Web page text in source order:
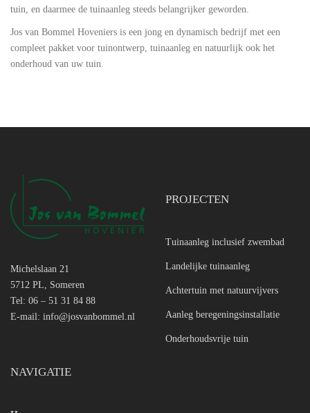
tuin, en daarmee de tuinaanleg steeds belangrijker geworden.
Jos van Bommel Hoveniers is een jong en dynamisch bedrijf met een
compleet pakket voor tuinontwerp, tuinaanleg en natuurlijk ook het
onderhoud van uw tuin.
Michelslaan 21
5712 PL, Someren
Tel: 06 – 51 31 84 88
E-mail: info@josvanbommel.nl
PROJECTEN
Tuinaanleg inclusief zwembad
Landelijke tuinaanleg
Achtertuin met natuurvijvers
Aanleg beregeningsinstallatie
Onderhoudsvrije tuin
NAVIGATIE